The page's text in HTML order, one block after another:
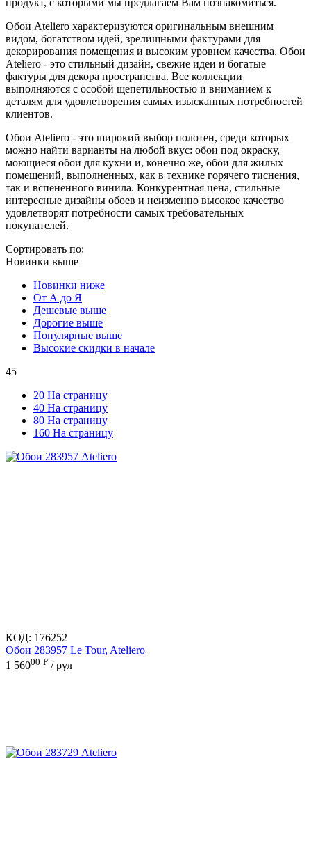
Обои Ateliero характеризуются оригинальным внешним
видом, богатством идей, зрелищными фактурами для
декорирования помещения и высоким уровнем качества. Обои
Ateliero - это стильный дизайн, свежие идеи и богатые
фактуры для декора пространства. Все коллекции
выполняются с особой щепетильностью и вниманием к
деталям для удовлетворения самых изысканных потребностей
клиентов.
Обои Ateliero - это широкий выбор полотен, среди которых
можно найти варианты на любой вкус: обои под окраску,
моющиеся обои для кухни и, конечно же, обои для жилых
помещений, выполненных, как в технике горячего тиснения,
так и вспененного винила. Конкурентная цена, стильные
интересные дизайны обоев и неизменно высокое качество
удовлетворят потребности самых требовательных
покупателей.
Сортировать по:
Новинки выше
Новинки ниже
От А до Я
Дешевые выше
Дорогие выше
Популярные выше
Высокие скидки в начале
45
20 На страницу
40 На страницу
80 На страницу
160 На страницу
КОД: 176252
Обои 283957 Le Tour, Ateliero
1 56000 Р / рул